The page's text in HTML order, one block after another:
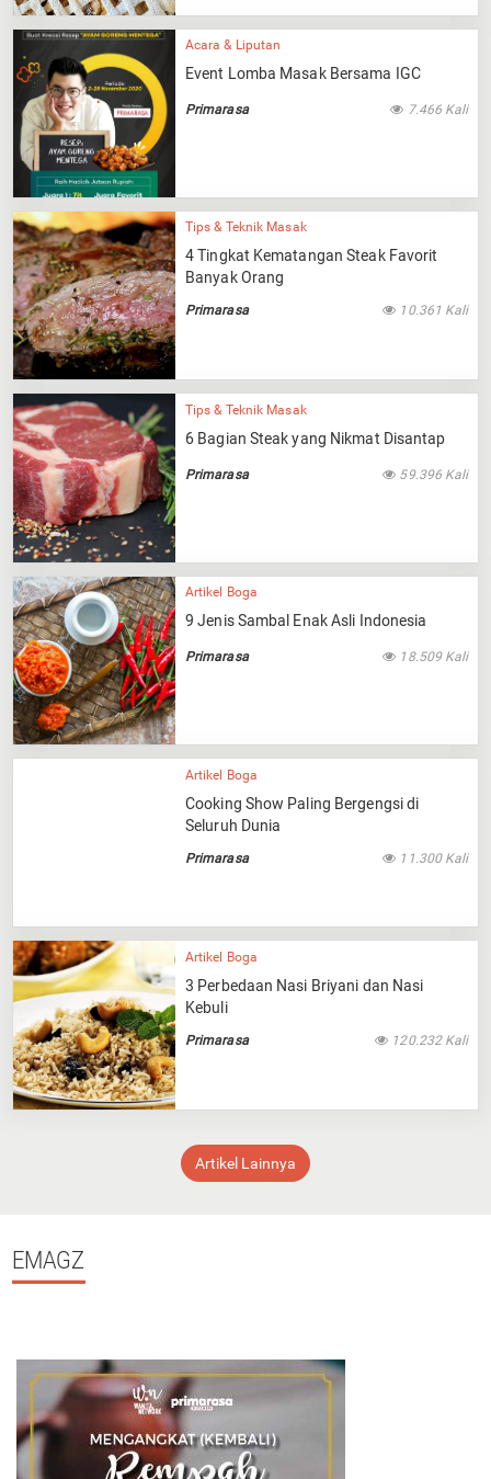
Acara & Liputan
Event Lomba Masak Bersama IGC
Primarasa 7.466 Kali
Tips & Teknik Masak
4 Tingkat Kematangan Steak Favorit
Banyak Orang
Primarasa 10.361 Kali
Tips & Teknik Masak
6 Bagian Steak yang Nikmat Disantap
Primarasa 59.396 Kali
Artikel Boga
9 Jenis Sambal Enak Asli Indonesia
Primarasa 18.509 Kali
Artikel Boga
Cooking Show Paling Bergengsi di
Seluruh Dunia
Primarasa 11.300 Kali
Artikel Boga
3 Perbedaan Nasi Briyani dan Nasi
Kebuli
Primarasa 120.232 Kali
Artikel Lainnya
EMAGZ